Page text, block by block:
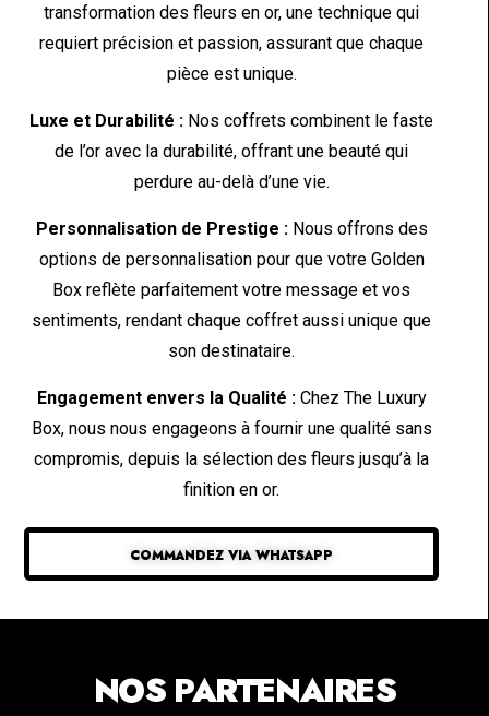
transformation des fleurs en or, une technique qui
requiert précision et passion, assurant que chaque
pièce est unique.
Luxe et Durabilité : Nos coffrets combinent le faste
de l’or avec la durabilité, offrant une beauté qui
perdure au-delà d’une vie.
Personnalisation de Prestige :Nous offrons des
options de personnalisation pour que votre Golden
Box reflète parfaitement votre message et vos
sentiments, rendant chaque coffret aussi unique que
son destinataire.
Engagement envers la Qualité :Chez The Luxury
Box, nous nous engageons à fournir une qualité sans
compromis, depuis la sélection des fleurs jusqu’à la
finition en or.
COMMANDEZ VIA WHATSAPP
NOS PARTENAIRES